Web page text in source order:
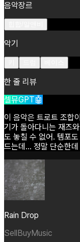
음악장르
악기
한 줄 리뷰
셀뮤GPT🤖
이 음악은 트로트 조합이
기가 돌아다니는 재즈와
도 놓칠 수 없어. 템포도
드는데... 정말 단순한데
Rain Drop
SellBuyMusic